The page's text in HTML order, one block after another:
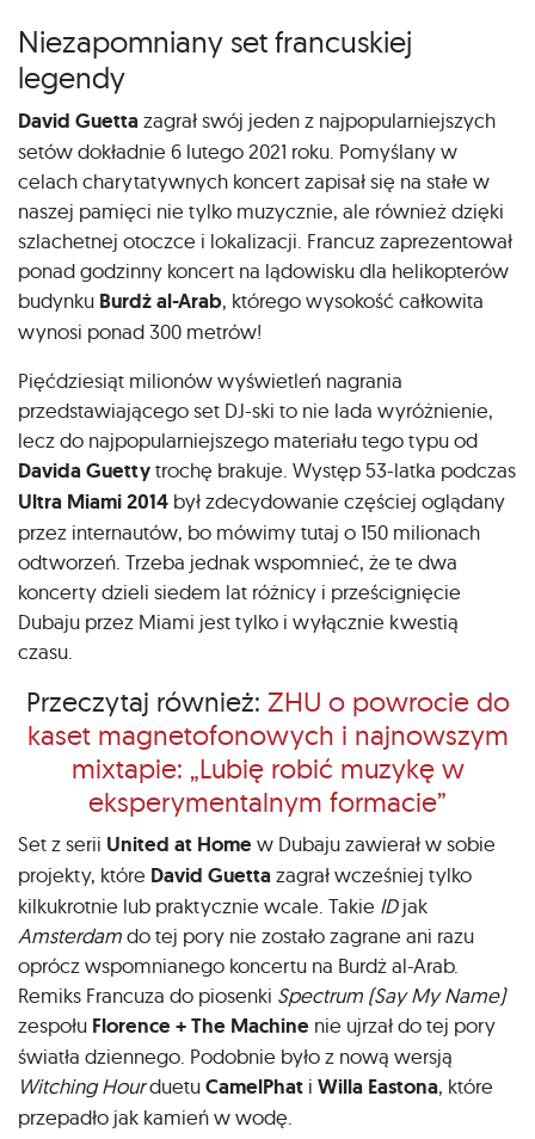
Niezapomniany set francuskiej
legendy
David Guettazagrał swój jeden z najpopularniejszych
setów dokładnie 6 lutego 2021 roku. Pomyślany w
celach charytatywnych koncert zapisał się na stałe w
naszej pamięci nie tylko muzycznie, ale również dzięki
szlachetnej otoczce i lokalizacji. Francuz zaprezentował
ponad godzinny koncert na lądowisku dla helikopterów
budynku Burdż al-Arab, którego wysokość całkowita
wynosi ponad 300 metrów!
Pięćdziesiąt milionów wyświetleń nagrania
przedstawiającego set DJ-ski to nie lada wyróżnienie,
lecz do najpopularniejszego materiału tego typu od
Davida Guettytrochę brakuje. Występ 53-latka podczas
Ultra Miami 2014 był zdecydowanie częściej oglądany
przez internautów, bo mówimy tutaj o 150 milionach
odtworzeń. Trzeba jednak wspomnieć, że te dwa
koncerty dzieli siedem lat różnicy i prześcignięcie
Dubaju przez Miami jest tylko i wyłącznie kwestią
czasu.
Przeczytaj również: ZHU o powrocie do
kaset magnetofonowych i najnowszym
mixtapie: „Lubię robić muzykę w
eksperymentalnym formacie”
Set z serii United at Home w Dubaju zawierał w sobie
projekty, które David Guettazagrał wcześniej tylko
kilkukrotnie lub praktycznie wcale. Takie IDjak
Amsterdamdo tej pory nie zostało zagrane ani razu
oprócz wspomnianego koncertu na Burdż al-Arab.
Remiks Francuza do piosenki Spectrum (Say My Name)
zespołu Florence + The Machine nie ujrzał do tej pory
światła dziennego. Podobnie było z nową wersją
Witching HourduetuCamelPhat i Willa Eastona, które
przepadło jak kamień w wodę.